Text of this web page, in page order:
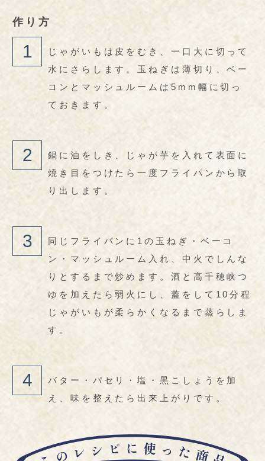
作り方
じゃがいもは皮をむき、一口大に切って
水にさらします。玉ねぎは薄切り、ベー
コンとマッシュルームは5mm幅に切っ
ておきます。
鍋に油をしき、じゃが芋を入れて表面に
焼き目をつけたら一度フライパンから取
り出します。
同じフライパンに1の玉ねぎ・ベーコ
ン・マッシュルーム入れ、中火でしんな
りとするまで炒めます。酒と高千穂峡つ
ゆを加えたら弱火にし、蓋をして10分程
じゃがいもが柔らかくなるまで蒸らしま
す。
バター・パセリ・塩・黒こしょうを加
え、味を整えたら出来上がりです。